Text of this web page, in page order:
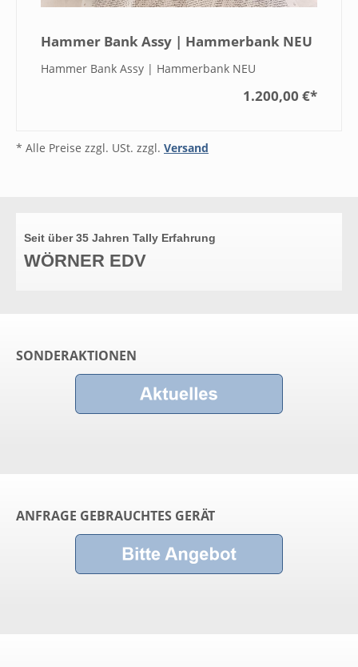
Hammer Bank Assy | Hammerbank NEU
Hammer Bank Assy | Hammerbank NEU
1.200,00 €*
* Alle Preise zzgl. USt. zzgl. Versand
Seit über 35 Jahren Tally Erfahrung
WÖRNER EDV
SONDERAKTIONEN
ANFRAGE GEBRAUCHTES GERÄT